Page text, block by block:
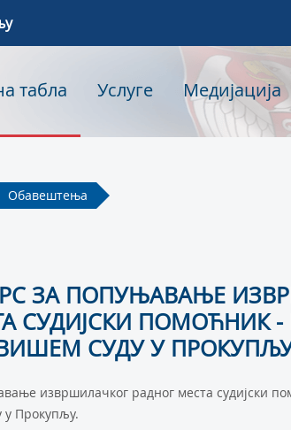
табла Услуге Медијација
Обавештења
ЗА ПОПУЊАВАЊЕ
СУДИЈСКИ ПОМОЋНИК
СУДУ У
извршилачког радног места судијски
Прокупљу.